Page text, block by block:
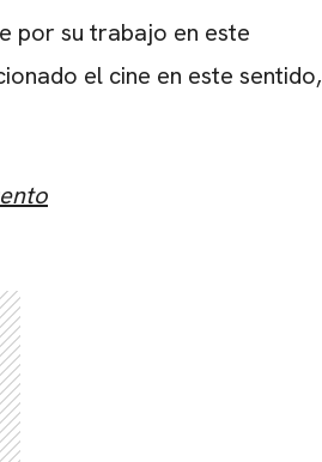
por su trabajo en este
el cine en este sentido,